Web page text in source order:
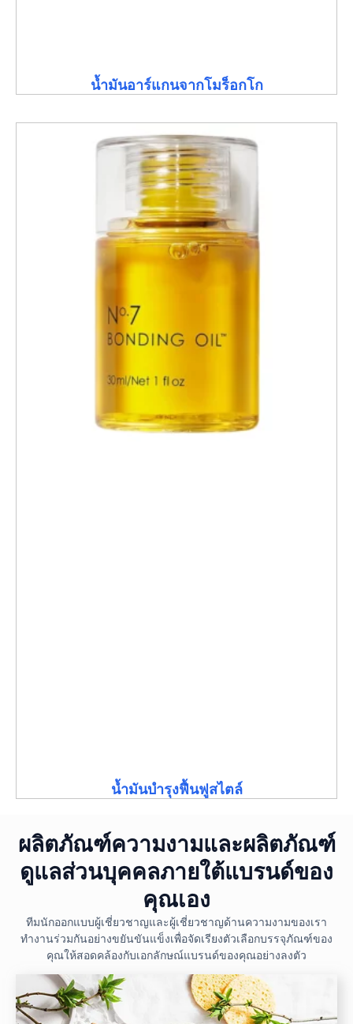
น้ำมันอาร์แกนจากโมร็อกโก
น้ำมันบำรุงฟื้นฟูสไตล์
ผลิตภัณฑ์ความงามและผลิตภัณฑ์
ดูแลส่วนบุคคลภายใต้แบรนด์ของ
คุณเอง
ทีมนักออกแบบผู้เชี่ยวชาญและผู้เชี่ยวชาญด้านความงามของเรา
ทำงานร่วมกันอย่างขยันขันแข็งเพื่อจัดเรียงตัวเลือกบรรจุภัณฑ์ของ
คุณให้สอดคล้องกับเอกลักษณ์แบรนด์ของคุณอย่างลงตัว